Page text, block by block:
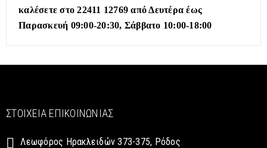
καλέσετε στο 22411 12769 από Δευτέρα έως
Παρασκευή 09:00-20:30, Σάββατο 10:00-18:00
ΣΤΟΙΧΕΊΑ ΕΠΙΚΟΙΝΩΝΊΑΣ
Λεωφόρος Ηρακλειδών 373-375, Ρόδος